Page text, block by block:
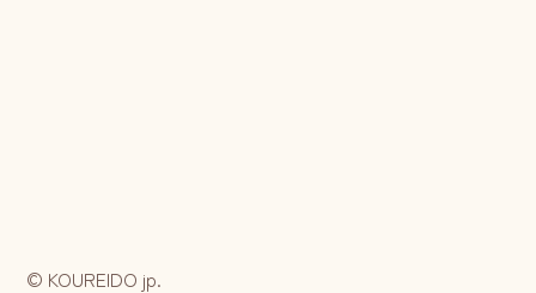
© KOUREIDO jp.